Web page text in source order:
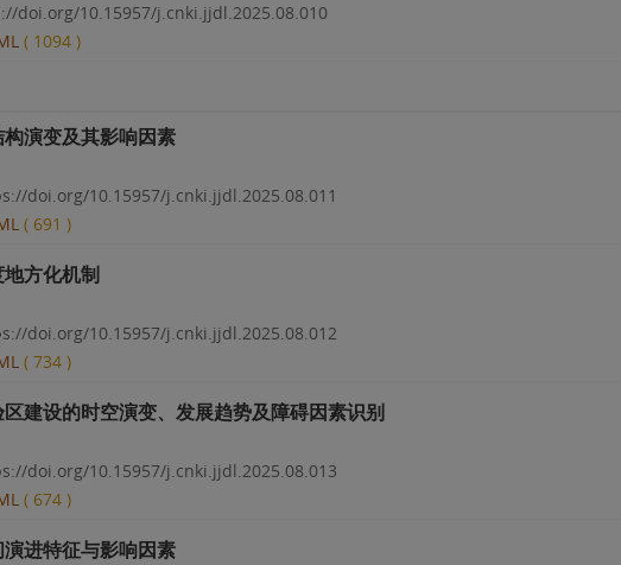
doi.org/10.15957/j.cnki.jjdl.2025.08.010
( 1094 )
演变及其影响因素
doi.org/10.15957/j.cnki.jjdl.2025.08.011
( 691 )
方化机制
doi.org/10.15957/j.cnki.jjdl.2025.08.012
( 734 )
建设的时空演变、发展趋势及障碍因素识别
doi.org/10.15957/j.cnki.jjdl.2025.08.013
( 674 )
进特征与影响因素